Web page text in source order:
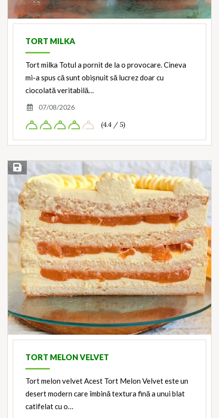
TORT MILKA
Tort milka Totul a pornit de la o provocare. Cineva
mi-a spus că sunt obișnuit să lucrez doar cu
ciocolată veritabilă…
07/08/2026
(4.4 / 5)
Save Recipe
TORT MELON VELVET
Tort melon velvet Acest Tort Melon Velvet este un
desert modern care îmbină textura fină a unui blat
catifelat cu o…